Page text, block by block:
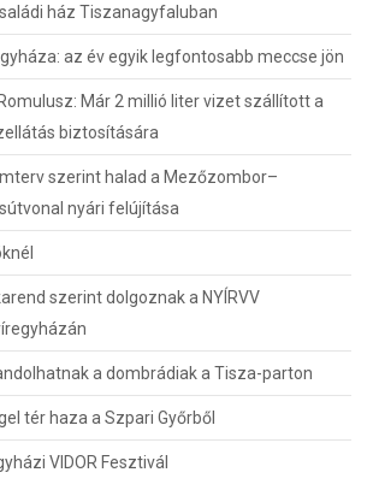
ház Tiszanagyfaluban
az év egyik legfontosabb meccse jön
Már 2 millió liter vizet szállított a
biztosítására
szerint halad a Mezőzombor–
nyári felújítása
szerint dolgoznak a NYÍRVV
a dombrádiak a Tisza-parton
tér haza a Szpari Győrből
VIDOR Fesztivál